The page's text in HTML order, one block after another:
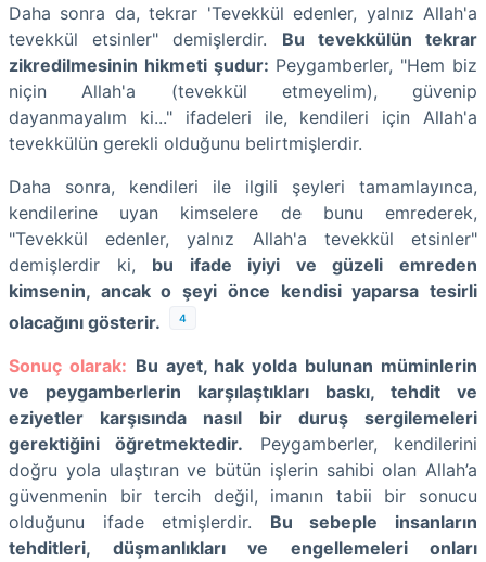
Daha sonra da, tekrar 'Tevekkül edenler, yalnız Allah'a
tevekkül etsinler" demişlerdir. Bu tevekkülün tekrar
zikredilmesinin hikmeti şudur: Peygamberler, "Hem biz
niçin Allah'a (tevekkül etmeyelim), güvenip
dayanmayalım ki..." ifadeleri ile, kendileri için Allah'a
tevekkülün gerekli olduğunu belirtmişlerdir.
Daha sonra, kendileri ile ilgili şeyleri tamamlayınca,
kendilerine uyan kimselere de bunu emrederek,
"Tevekkül edenler, yalnız Allah'a tevekkül etsinler"
demişlerdir ki, bu ifade iyiyi ve güzeli emreden
kimsenin, ancak o şeyi önce kendisi yaparsa tesirli
olacağını gösterir.
4
Sonuç olarak: Bu ayet, hak yolda bulunan müminlerin
ve peygamberlerin karşılaştıkları baskı, tehdit ve
eziyetler karşısında nasıl bir duruş sergilemeleri
gerektiğini öğretmektedir. Peygamberler, kendilerini
doğru yola ulaştıran ve bütün işlerin sahibi olan Allah’a
güvenmenin bir tercih değil, imanın tabii bir sonucu
olduğunu ifade etmişlerdir. Bu sebeple insanların
tehditleri, düşmanlıkları ve engellemeleri onları